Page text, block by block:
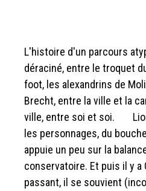
L'histoire d'un parcours
déraciné, entre le troquet
foot, les alexandrins de
Brecht, entre la ville et la
ville, entre soi et soi.
les personnages, du
appuie un peu sur la
conservatoire. Et puis il y
passant, il se souvient